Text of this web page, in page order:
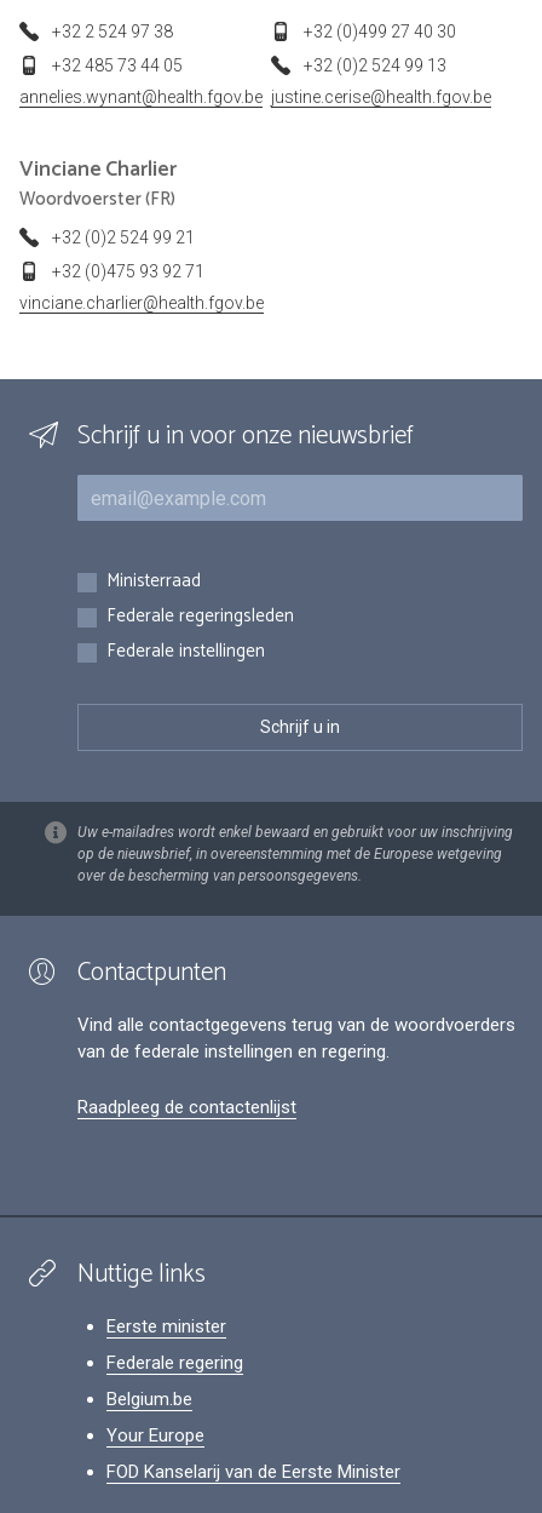
+32 2 524 97 38
+32 485 73 44 05
annelies.wynant@health.fgov.be
+32 (0)499 27 40 30
+32 (0)2 524 99 13
justine.cerise@health.fgov.be
VincianeCharlier
Woordvoerster (FR)
+32 (0)2 524 99 21
+32 (0)475 93 92 71
vinciane.charlier@health.fgov.be
Schrijf u in voor onze nieuwsbrief
E-mail
Inschrijvingen
Ministerraad
Federale regeringsleden
Federale instellingen
Uw e-mailadres wordt enkel bewaard en gebruikt voor uw inschrijving
op de nieuwsbrief, in overeenstemming met de Europese wetgeving
over de bescherming van persoonsgegevens.
Contactpunten
Vind alle contactgegevens terug van de woordvoerders
van de federale instellingen en regering.
Raadpleeg de contactenlijst
Nuttige links
Eerste minister
Federale regering
Belgium.be
Your Europe
FOD Kanselarij van de Eerste Minister